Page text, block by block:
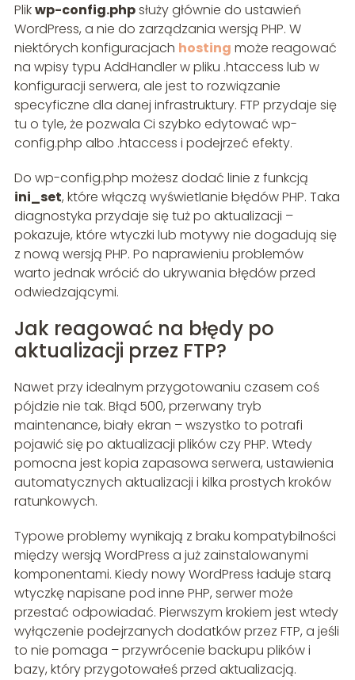
Plikwp-config.phpsłuży głównie do ustawień
WordPress, a nie do zarządzania wersją PHP. W
niektórych konfiguracjach hosting może reagować
na wpisy typu AddHandler w pliku .htaccess lub w
konfiguracji serwera, ale jest to rozwiązanie
specyficzne dla danej infrastruktury. FTP przydaje się
tu o tyle, że pozwala Ci szybko edytować wp-
config.php albo .htaccess i podejrzeć efekty.
Do wp-config.php możesz dodać linie z funkcją
ini_set, które włączą wyświetlanie błędów PHP. Taka
diagnostyka przydaje się tuż po aktualizacji –
pokazuje, które wtyczki lub motywy nie dogadują się
z nową wersją PHP. Po naprawieniu problemów
warto jednak wrócić do ukrywania błędów przed
odwiedzającymi.
Jak reagować na błędy po
aktualizacji przez FTP?
Nawet przy idealnym przygotowaniu czasem coś
pójdzie nie tak. Błąd 500, przerwany tryb
maintenance, biały ekran – wszystko to potrafi
pojawić się po aktualizacji plików czy PHP. Wtedy
pomocna jest kopia zapasowa serwera, ustawienia
automatycznych aktualizacji i kilka prostych kroków
ratunkowych.
Typowe problemy wynikają z braku kompatybilności
między wersją WordPress a już zainstalowanymi
komponentami. Kiedy nowy WordPress ładuje starą
wtyczkę napisane pod inne PHP, serwer może
przestać odpowiadać. Pierwszym krokiem jest wtedy
wyłączenie podejrzanych dodatków przez FTP, a jeśli
to nie pomaga – przywrócenie backupu plików i
bazy, który przygotowałeś przed aktualizacją.